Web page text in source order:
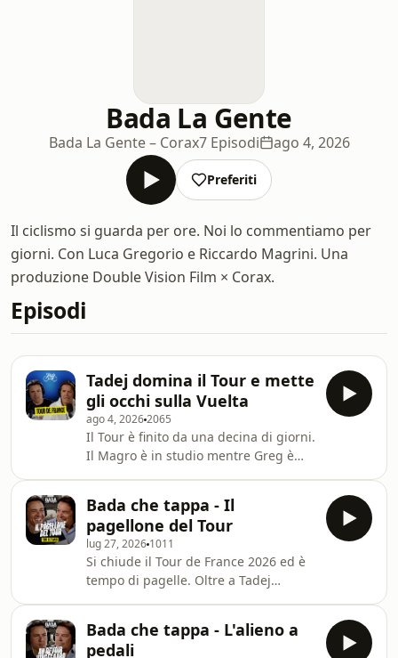
Bada La Gente
Bada La Gente – Corax7 Episodi ago 4, 2026
Preferiti
Il ciclismo si guarda per ore. Noi lo commentiamo per
giorni. Con Luca Gregorio e Riccardo Magrini. Una
produzione Double Vision Film × Corax.
Episodi
Tadej domina il Tour e mette
gli occhi sulla Vuelta
ago 4, 20262065
Il Tour è finito da una decina di giorni.
Il Magro è in studio mentre Greg è
più bella del Tour de France degli
ultimi 30 anni. I numeri parlano di un
successo globale in televisione, sul
web e sulle strade (600.000 persone
stimate sull'Alpe d'Huez) mentre a
vincere le tappe sono stati
praticamente solo campioni. Tadej
Bada che tappa - Il
pagellone del Tour
lug 27, 2026 1011
Si chiude il Tour de France 2026 ed è
tempo di pagelle. Oltre a Tadej
stesso; una starting list
Bada che tappa - L'alieno a
pedali